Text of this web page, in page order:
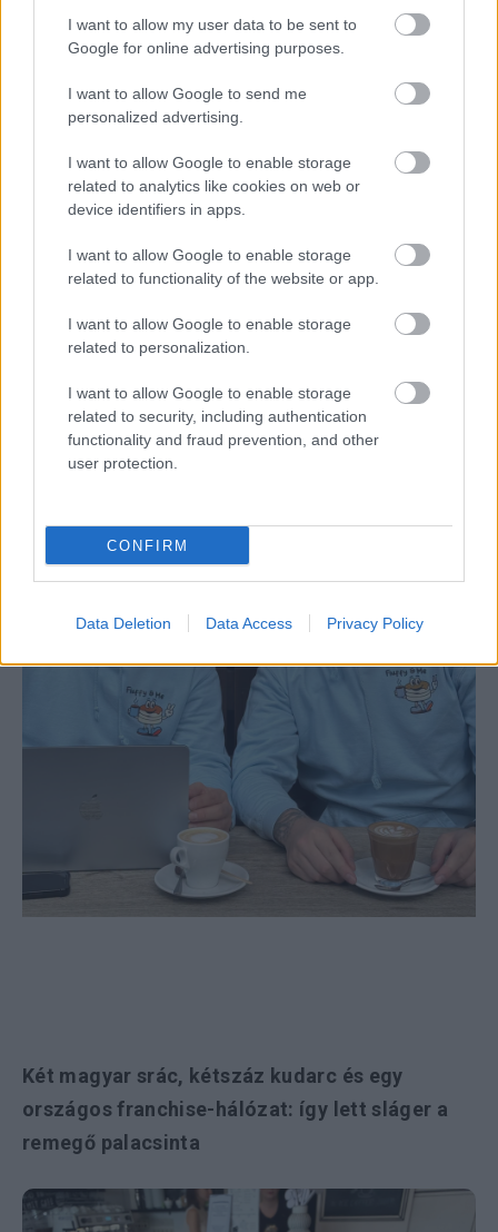
I want to allow my user data to be sent to
Google for online advertising purposes.
I want to allow Google to send me
personalized advertising.
I want to allow Google to enable storage
related to analytics like cookies on web or
device identifiers in apps.
I want to allow Google to enable storage
related to functionality of the website or app.
I want to allow Google to enable storage
related to personalization.
I want to allow Google to enable storage
related to security, including authentication
functionality and fraud prevention, and other
user protection.
CONFIRM
Data Deletion Data Access Privacy Policy
Teljesen smash burgerre váltott a debreceni
Szmöre Burger
Két magyar srác, kétszáz kudarc és egy
országos franchise-hálózat: így lett sláger a
remegő palacsinta